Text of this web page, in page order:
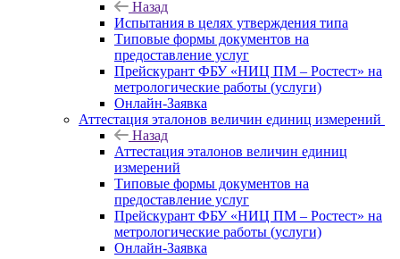
Назад
Испытания в целях утверждения типа
Типовые формы документов на
предоставление услуг
Прейскурант ФБУ «НИЦ ПМ – Ростест» на
метрологические работы (услуги)
Онлайн-Заявка
Аттестация эталонов величин единиц измерений
Назад
Аттестация эталонов величин единиц
измерений
Типовые формы документов на
предоставление услуг
Прейскурант ФБУ «НИЦ ПМ – Ростест» на
метрологические работы (услуги)
Онлайн-Заявка